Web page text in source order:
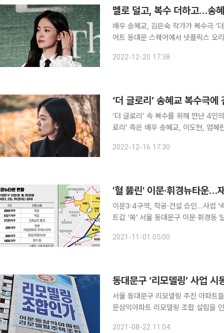
멜로 덜고, 복수 더하고…송
배우 송혜교, 김은숙 작가가 복수극 ‘더 글로리’로
어트 동대문 스퀘어에서 넷플릭스 오
다. ‘더 글로리’는 유년 시절 폭력으
2022-12-20 17:38
‘더 글로리’ 송혜교 복수극
‘더 글로리’ 속 복수를 위해 만난 4인의 이야기가 공개됐다.
로리’ 측은 배우 송혜교, 이도현, 엄혜란,
로 무릎을 털고 일어나 일생을 걸고
2022-12-16 17:30
'혈 뚫린' 이문·휘경뉴타운…
이문3·4구역, 착공·건설 승인…사업 '
트값 ‘쑥' 서울 동대문구 이문·휘경동 일대 주택 정비사업에 탄력이 붙었다. 최근 서울시가 재개발·재
이문4구역은 최근 건축심의를 통과해
2021-11-01 05:00
동대문구 ‘리모델링’ 사업
서울 동대문구 리모델링 추진 아파트들이 사업 속도를
문삼익아파트 리모델링 조합 설립을
2021-08-22 11:04